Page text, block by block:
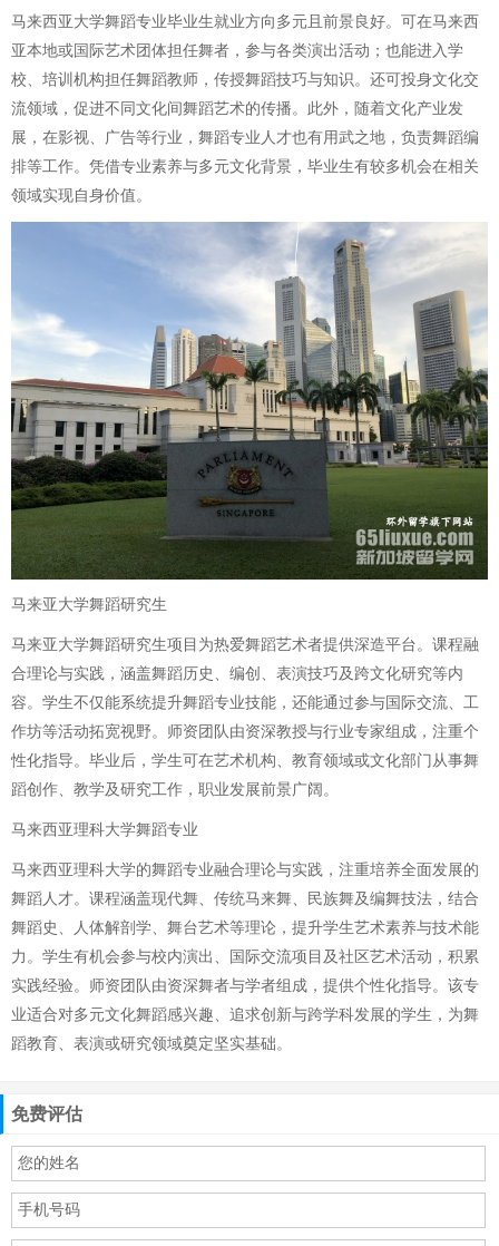
马来西亚大学舞蹈专业毕业生就业方向多元且前景良好。可在马来西
亚本地或国际艺术团体担任舞者，参与各类演出活动；也能进入学
校、培训机构担任舞蹈教师，传授舞蹈技巧与知识。还可投身文化交
流领域，促进不同文化间舞蹈艺术的传播。此外，随着文化产业发
展，在影视、广告等行业，舞蹈专业人才也有用武之地，负责舞蹈编
排等工作。凭借专业素养与多元文化背景，毕业生有较多机会在相关
领域实现自身价值。
马来亚大学舞蹈研究生
马来亚大学舞蹈研究生项目为热爱舞蹈艺术者提供深造平台。课程融
合理论与实践，涵盖舞蹈历史、编创、表演技巧及跨文化研究等内
容。学生不仅能系统提升舞蹈专业技能，还能通过参与国际交流、工
作坊等活动拓宽视野。师资团队由资深教授与行业专家组成，注重个
性化指导。毕业后，学生可在艺术机构、教育领域或文化部门从事舞
蹈创作、教学及研究工作，职业发展前景广阔。
马来西亚理科大学舞蹈专业
马来西亚理科大学的舞蹈专业融合理论与实践，注重培养全面发展的
舞蹈人才。课程涵盖现代舞、传统马来舞、民族舞及编舞技法，结合
舞蹈史、人体解剖学、舞台艺术等理论，提升学生艺术素养与技术能
力。学生有机会参与校内演出、国际交流项目及社区艺术活动，积累
实践经验。师资团队由资深舞者与学者组成，提供个性化指导。该专
业适合对多元文化舞蹈感兴趣、追求创新与跨学科发展的学生，为舞
蹈教育、表演或研究领域奠定坚实基础。
免费评估